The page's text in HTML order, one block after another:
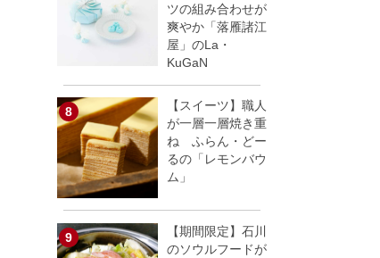
ツの組み合わせが
爽やか「落雁諸江
屋」のLa・
KuGaN
【スイーツ】職人
が一層一層焼き重
ね ふらん・どー
るの「レモンバウ
ム」
【期間限定】石川
のソウルフードが